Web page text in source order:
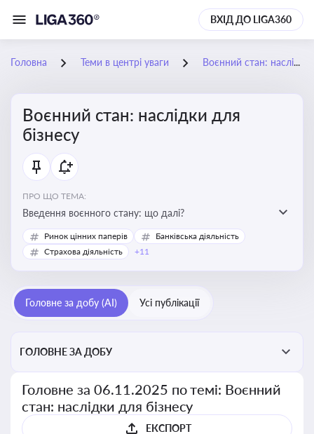
ВХІД ДО LIGA360
Головна Теми в центрі уваги Воєнний стан: наслідки для бізнесу
Воєнний стан: наслідки для
бізнесу
ПРО ЩО ТЕМА:
Введення воєнного стану: що далі?
Ринок цінних паперів
Банківська діяльність
Страхова діяльність
+11
Головне за добу (AI) Усі публікації
ГОЛОВНЕ ЗА ДОБУ
Головне за 06.11.2025 по темі: Воєнний
стан: наслідки для бізнесу
ЕКСПОРТ